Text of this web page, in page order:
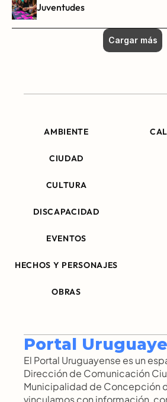
Juventudes
Cargar más
AMBIENTE
CIUDAD
CULTURA
DISCAPACIDAD
EVENTOS
HECHOS Y PERSONAJES
OBRAS
Portal
El Portal Uruguayense es un
Dirección de Comunicación
Municipalidad de Concepción
vinculamos con información,